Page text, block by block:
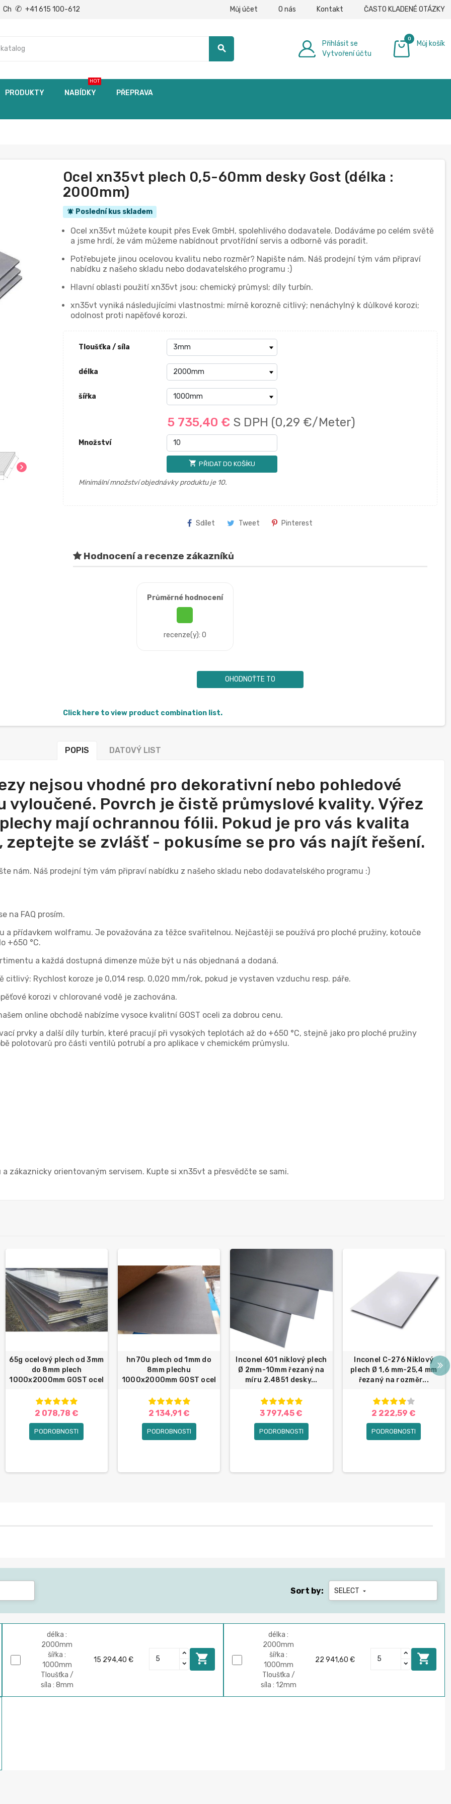
Ch ✆ +41 615 100-612 Můj účet O nás Kontakt ČASTO KLADENÉ OTÁZKY
search
Přihlásit se
Vytvoření účtu
0
Můj košík
PRODUKTY NABÍDKY
HOT
PŘEPRAVA
chevron_right
Ocel xn35vt plech 0,5-60mm desky Gost (délka :
2000mm)
notifications_active Poslední kus skladem
Ocel xn35vt můžete koupit přes Evek GmbH, spolehlivého dodavatele. Dodáváme po celém světě
a jsme hrdí, že vám můžeme nabídnout prvotřídní servis a odborně vás poradit.
Potřebujete jinou ocelovou kvalitu nebo rozměr? Napište nám. Náš prodejní tým vám připraví
nabídku z našeho skladu nebo dodavatelského programu :)
Hlavní oblasti použití xn35vt jsou: chemický průmysl; díly turbín.
xn35vt vyniká následujícími vlastnostmi: mírně korozně citlivý; nenáchylný k důlkové korozi;
odolnost proti napěťové korozi.
Tloušťka / síla
délka
šířka
5 735,40 € S DPH (0,29 €/Meter)
Množství
shopping_cart PŘIDAT DO KOŠÍKU
Minimální množství objednávky produktu je 10.
Sdílet Tweet Pinterest
Hodnocení a recenze zákazníků
Průměrné hodnocení
recenze(y): 0
OHODNOŤTE TO
Click here to view product combination list.
POPIS DATOVÝ LIST
nejsou vhodné pro dekorativní nebo pohledové
vyloučené. Povrch je čistě průmyslové kvality. Výřez
mají ochrannou fólii. Pokud je pro vás kvalita
se zvlášť - pokusíme se pro vás najít řešení.
nám. Náš prodejní tým vám připraví nabídku z našeho skladu nebo dodavatelského programu :)
na FAQ prosím.
přídavkem wolframu. Je považována za těžce svařitelnou. Nejčastěji se používá pro ploché pružiny, kotouče
+650 °C.
a každá dostupná dimenze může být u nás objednaná a dodaná.
Rychlost koroze je 0,014 resp. 0,020 mm/rok, pokud je vystaven vzduchu resp. páře.
korozi v chlorované vodě je zachována.
online obchodě nabízíme vysoce kvalitní GOST oceli za dobrou cenu.
prvky a další díly turbín, které pracují při vysokých teplotách až do +650 °C, stejně jako pro ploché pružiny
polotovarů pro části ventilů potrubí a pro aplikace v chemickém průmyslu.
zákaznicky orientovaným servisem. Kupte si xn35vt a přesvědčte se sami.
65g ocelový plech od 3mm
do 8mm plech
1000x2000mm GOST ocel
2 078,78 €
PODROBNOSTI
hn70u plech od 1mm do
8mm plechu
1000x2000mm GOST ocel
2 134,91 €
PODROBNOSTI
Inconel 601 niklový plech
Ø 2mm-10mm řezaný na
míru 2.4851 desky...
3 797,45 €
PODROBNOSTI
Inconel C-276 Niklový
plech Ø 1,6 mm-25,4 mm
řezaný na rozměr...
2 222,59 €
PODROBNOSTI
Sort by: SELECT 
délka :
2000mm
šířka :
1000mm
Tloušťka /
síla : 8mm
15 294,40 € 
délka :
2000mm
šířka :
1000mm
Tloušťka /
síla : 12mm
22 941,60 € 